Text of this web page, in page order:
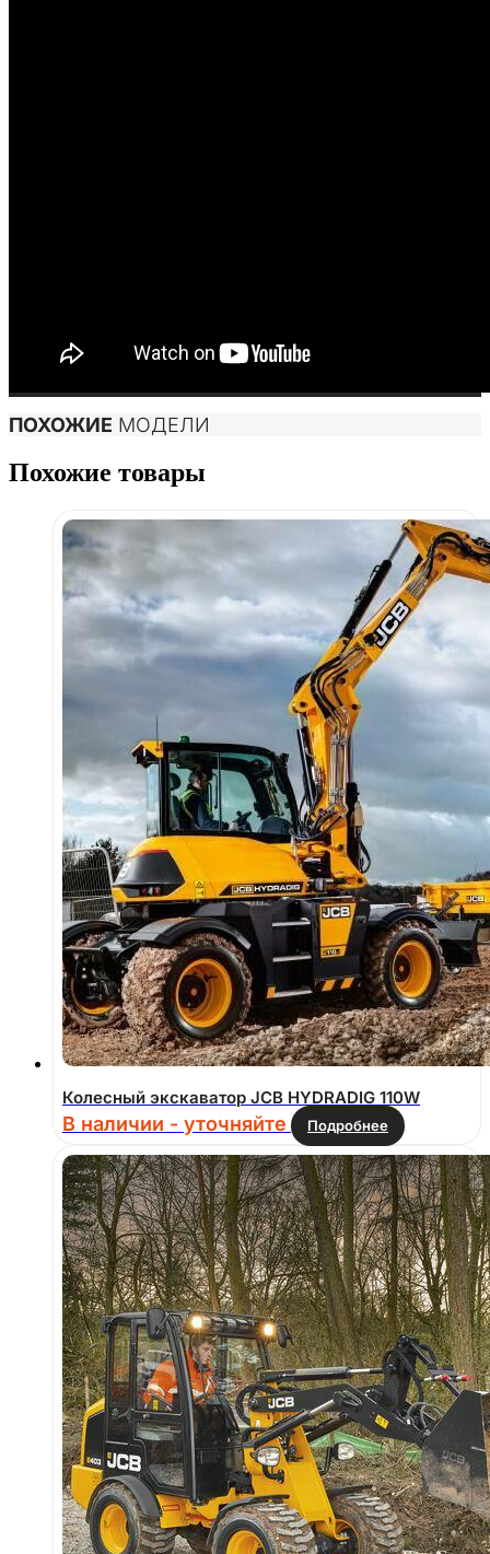
ПОХОЖИЕ МОДЕЛИ
Похожие товары
Колесный экскаватор JCB HYDRADIG 110W
В наличии - уточняйте Подробнее